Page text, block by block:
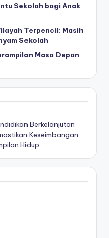
Sekolah bagi Anak
Terpencil: Masih
Sekolah
Masa Depan
Berkelanjutan
Keseimbangan
Hidup